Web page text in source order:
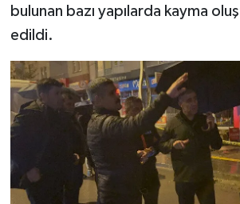
bulunan bazı yapılarda kayma
edildi.
SAĞLIK
SPOR
TEKNOLOJİ